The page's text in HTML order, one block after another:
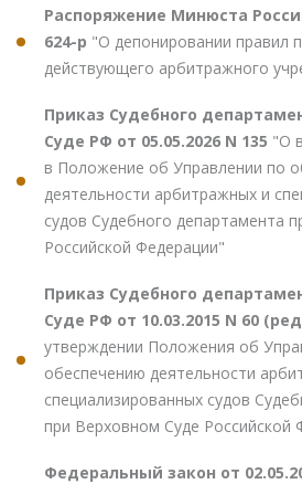
Распоряжение Минюста
624-р "О депонировании правил
действующего арбитражного
Приказ Судебного
Суде РФ от 05.05.2026 N 135 "О
в Положение об Управлении по
деятельности арбитражных и
судов Судебного департамента
Российской Федерации"
Приказ Судебного
Суде РФ от 10.03.2015 N 60
утверждении Положения об
обеспечению деятельности
специализированных судов
при Верховном Суде Российской
Федеральный закон от